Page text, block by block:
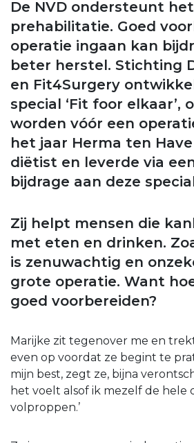
De NVD ondersteunt
prehabilitatie. Goed
operatie ingaan kan
beter herstel. Stichting
en Fit4Surgery
special ‘Fit foor elkaar’,
worden vóór een
het jaar Herma ten
diëtist en leverde via
bijdrage aan deze
Zij helpt mensen die
met eten en drinken.
is zenuwachtig en
grote operatie. Want
goed voorbereiden?
Marijke zit tegenover me en
even op voordat ze begint te
mijn best, zegt ze, bijna
het voelt alsof ik mezelf de hele
volproppen.’